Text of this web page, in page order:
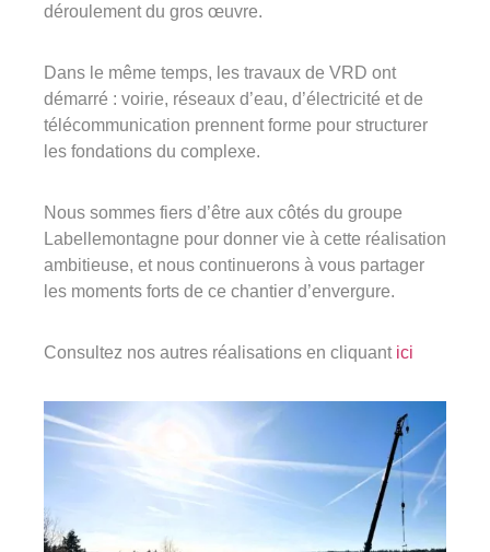
déroulement du gros œuvre.
Dans le même temps, les travaux de VRD ont
démarré : voirie, réseaux d’eau, d’électricité et de
télécommunication prennent forme pour structurer
les fondations du complexe.
Nous sommes fiers d’être aux côtés du groupe
Labellemontagne pour donner vie à cette réalisation
ambitieuse, et nous continuerons à vous partager
les moments forts de ce chantier d’envergure.
Consultez nos autres réalisations en cliquant ici